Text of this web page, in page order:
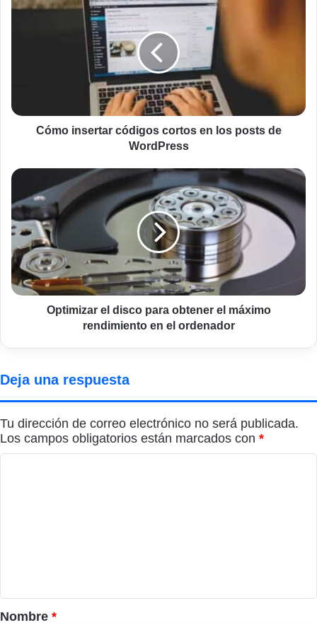
insertar
WordPress
Cómo insertar códigos cortos en los posts de
WordPress
Optimizar
disco
para
obtener
el
máximo
rendimiento
en
Optimizar el disco para obtener el máximo
rendimiento en el ordenador
Deja una respuesta
Tu dirección de correo electrónico no será publicada.
Los campos obligatorios están marcados con *
r
Nombre *